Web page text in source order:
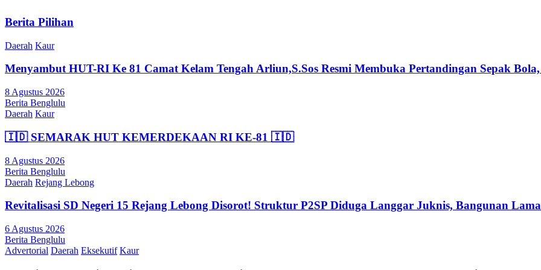
Berita Pilihan
Daerah Kaur
Menyambut HUT-RI Ke 81 Camat Kelam Tengah Arliun,S.Sos Resmi Membuka Pertandingan Sepak
8 Agustus 2026
Berita Benglulu
Daerah Kaur
🇮🇩 SEMARAK HUT KEMERDEKAAN RI KE-81 🇮🇩
8 Agustus 2026
Berita Benglulu
Daerah Rejang Lebong
Revitalisasi SD Negeri 15 Rejang Lebong Disorot! Struktur P2SP Diduga Langgar Juknis, Bangunan
6 Agustus 2026
Berita Benglulu
Advertorial Daerah Eksekutif Kaur